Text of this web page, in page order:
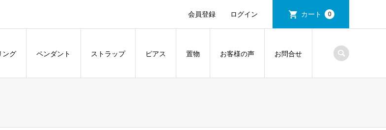
会員登録 ログイン カート 0
ング ペンダント ストラップ ピアス 置物 お客様の声 お問合せ